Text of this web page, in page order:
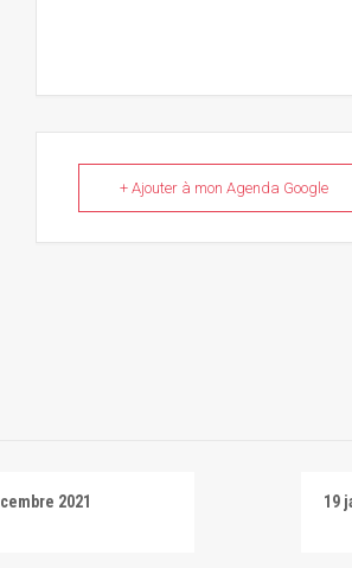
+ Ajouter à mon Agenda Google
2021 19